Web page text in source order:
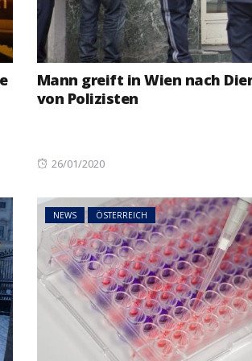
Mann greift in Wien nach
von Polizisten
Posted
26/01/2020
NEWS ÖSTERREICH
Vorjahr:
Studierende